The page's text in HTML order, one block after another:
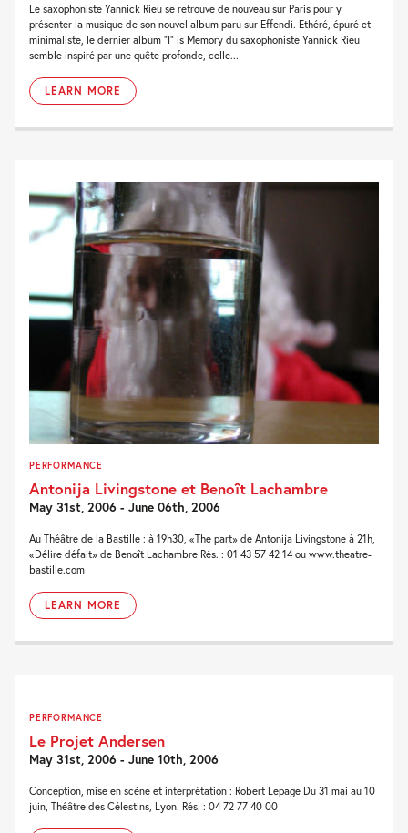
Le saxophoniste Yannick Rieu se retrouve de nouveau sur Paris pour y
présenter la musique de son nouvel album paru sur Effendi. Ethéré, épuré et
minimaliste, le dernier album “I” is Memory du saxophoniste Yannick Rieu
semble inspiré par une quête profonde, celle...
LEARN MORE
PERFORMANCE
Antonija Livingstone et Benoît Lachambre
May 31st, 2006 - June 06th, 2006
Au Théâtre de la Bastille : à 19h30, «The part» de Antonija Livingstone à 21h,
«Délire défait» de Benoît Lachambre Rés. : 01 43 57 42 14 ou www.theatre-
bastille.com
LEARN MORE
PERFORMANCE
Le Projet Andersen
May 31st, 2006 - June 10th, 2006
Conception, mise en scène et interprétation : Robert Lepage Du 31 mai au 10
juin, Théâtre des Célestins, Lyon. Rés. : 04 72 77 40 00